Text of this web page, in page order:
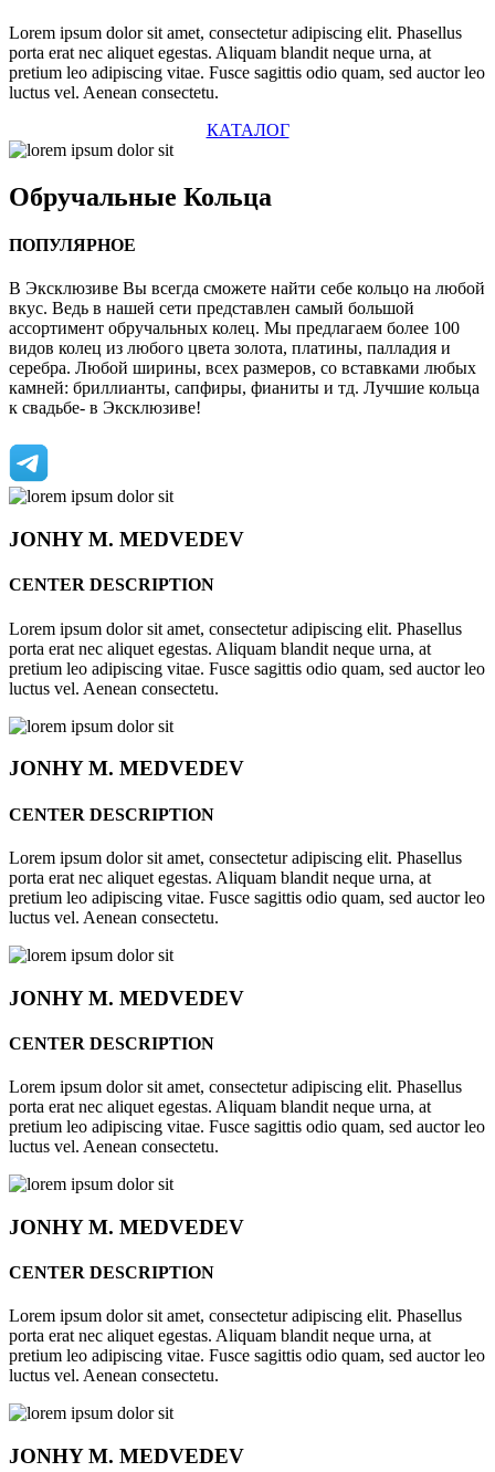
Lorem ipsum dolor sit amet, consectetur adipiscing elit. Phasellus
porta erat nec aliquet egestas. Aliquam blandit neque urna, at
pretium leo adipiscing vitae. Fusce sagittis odio quam, sed auctor leo
luctus vel. Aenean consectetu.
КАТАЛОГ
Обручальные Кольца
ПОПУЛЯРНОЕ
В Эксклюзиве Вы всегда сможете найти себе кольцо на любой
вкус. Ведь в нашей сети представлен самый большой
ассортимент обручальных колец. Мы предлагаем более 100
видов колец из любого цвета золота, платины, палладия и
серебра. Любой ширины, всех размеров, со вставками любых
камней: бриллианты, сапфиры, фианиты и тд. Лучшие кольца
к свадьбе- в Эксклюзиве!
JONHYM. MEDVEDEV
CENTER DESCRIPTION
Lorem ipsum dolor sit amet, consectetur adipiscing elit. Phasellus
porta erat nec aliquet egestas. Aliquam blandit neque urna, at
pretium leo adipiscing vitae. Fusce sagittis odio quam, sed auctor leo
luctus vel. Aenean consectetu.
JONHYM. MEDVEDEV
CENTER DESCRIPTION
Lorem ipsum dolor sit amet, consectetur adipiscing elit. Phasellus
porta erat nec aliquet egestas. Aliquam blandit neque urna, at
pretium leo adipiscing vitae. Fusce sagittis odio quam, sed auctor leo
luctus vel. Aenean consectetu.
JONHYM. MEDVEDEV
CENTER DESCRIPTION
Lorem ipsum dolor sit amet, consectetur adipiscing elit. Phasellus
porta erat nec aliquet egestas. Aliquam blandit neque urna, at
pretium leo adipiscing vitae. Fusce sagittis odio quam, sed auctor leo
luctus vel. Aenean consectetu.
JONHYM. MEDVEDEV
CENTER DESCRIPTION
Lorem ipsum dolor sit amet, consectetur adipiscing elit. Phasellus
porta erat nec aliquet egestas. Aliquam blandit neque urna, at
pretium leo adipiscing vitae. Fusce sagittis odio quam, sed auctor leo
luctus vel. Aenean consectetu.
JONHYM. MEDVEDEV